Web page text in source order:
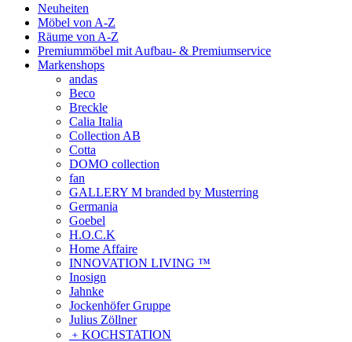
Neuheiten
Möbel von A-Z
Räume von A-Z
Premiummöbel mit Aufbau- & Premiumservice
Markenshops
andas
Beco
Breckle
Calia Italia
Collection AB
Cotta
DOMO collection
fan
GALLERY M branded by Musterring
Germania
Goebel
H.O.C.K
Home Affaire
INNOVATION LIVING ™
Inosign
Jahnke
Jockenhöfer Gruppe
Julius Zöllner
﹢ KOCHSTATION